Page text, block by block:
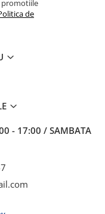
promotiile
de
- 17:00 / SAMBATA